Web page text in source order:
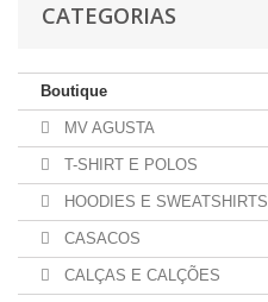
CATEGORIAS
Boutique
MV AGUSTA
T-SHIRT E POLOS
HOODIES E SWEATSHIRTS
CASACOS
CALÇAS E CALÇÕES